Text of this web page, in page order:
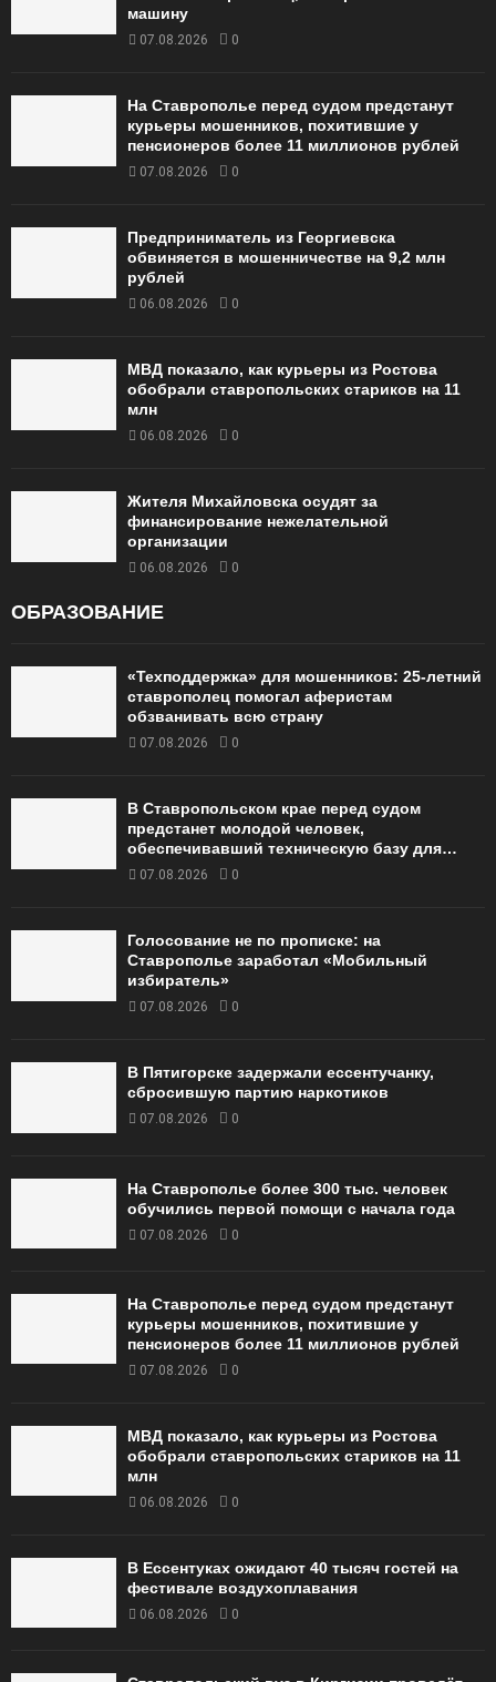
машину
07.08.2026 0
На Ставрополье перед судом предстанут
курьеры мошенников, похитившие у
пенсионеров более 11 миллионов рублей
07.08.2026 0
Предприниматель из Георгиевска
обвиняется в мошенничестве на 9,2 млн
рублей
06.08.2026 0
МВД показало, как курьеры из Ростова
обобрали ставропольских стариков на 11
млн
06.08.2026 0
Жителя Михайловска осудят за
финансирование нежелательной
организации
06.08.2026 0
ОБРАЗОВАНИЕ
«Техподдержка» для мошенников: 25-летний
ставрополец помогал аферистам
обзванивать всю страну
07.08.2026 0
В Ставропольском крае перед судом
предстанет молодой человек,
обеспечивавший техническую базу для…
07.08.2026 0
Голосование не по прописке: на
Ставрополье заработал «Мобильный
избиратель»
07.08.2026 0
В Пятигорске задержали ессентучанку,
сбросившую партию наркотиков
07.08.2026 0
На Ставрополье более 300 тыс. человек
обучились первой помощи с начала года
07.08.2026 0
На Ставрополье перед судом предстанут
курьеры мошенников, похитившие у
пенсионеров более 11 миллионов рублей
07.08.2026 0
МВД показало, как курьеры из Ростова
обобрали ставропольских стариков на 11
млн
06.08.2026 0
В Ессентуках ожидают 40 тысяч гостей на
фестивале воздухоплавания
06.08.2026 0